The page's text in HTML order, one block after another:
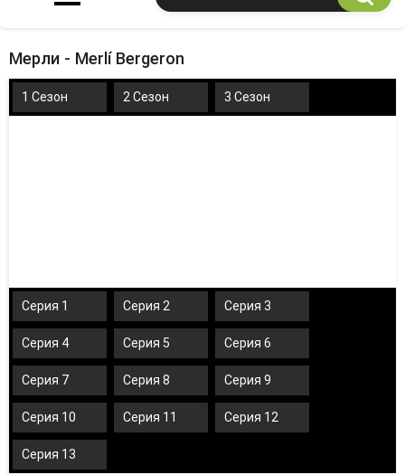
Мерли - Merlí Bergeron
1 Сезон 2 Сезон 3 Сезон
Серия 1 Серия 2 Серия 3
Серия 4 Серия 5 Серия 6
Серия 7 Серия 8 Серия 9
Серия 10 Серия 11 Серия 12
Серия 13